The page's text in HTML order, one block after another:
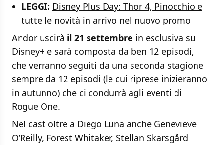
LEGGI: Disney Plus Day: Thor 4, Pinocchio e
tutte le novità in arrivo nel nuovo promo
Andor uscirà il 21 settembre in esclusiva su
Disney+ e sarà composta da ben 12 episodi,
che verranno seguiti da una seconda stagione
sempre da 12 episodi (le cui riprese inizieranno
in autunno) che ci condurrà agli eventi di
Rogue One.
Nel cast oltre a Diego Luna anche Genevieve
O’Reilly, Forest Whitaker, Stellan Skarsgård